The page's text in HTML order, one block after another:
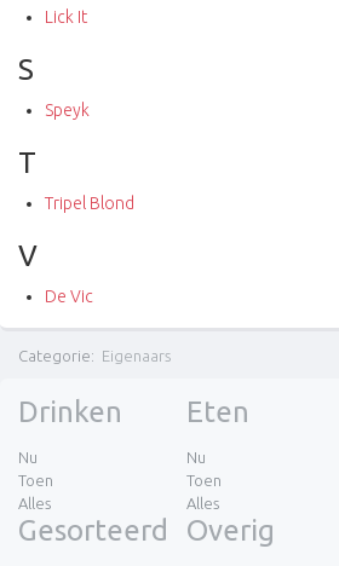
Lick It
S
Speyk
T
Tripel Blond
V
De Vic
Categorie: Eigenaars
Drinken
Nu
Toen
Alles
Eten
Nu
Toen
Alles
Gesorteerd Overig